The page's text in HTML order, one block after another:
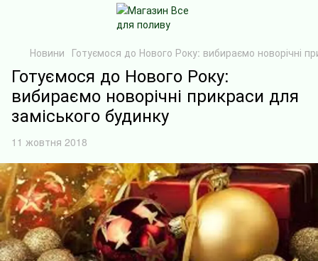
Новини Готуємося до Нового Року: вибираємо новорічні
Готуємося до Нового Року:
вибираємо новорічні прикраси для
заміського будинку
11 жовтня 2018